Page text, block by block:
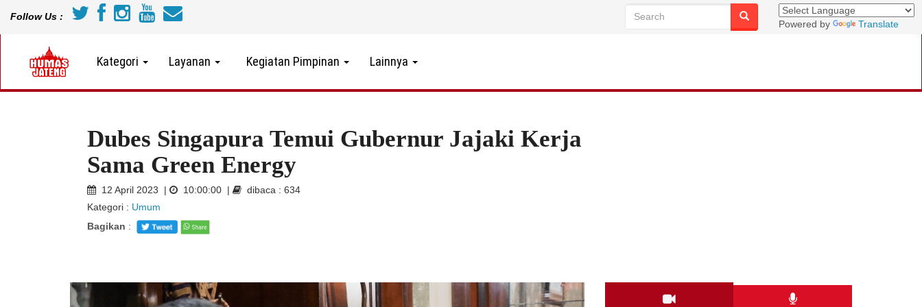
Follow Us :
Powered by Translate
Kategori Layanan Kegiatan Pimpinan Lainnya
Dubes Singapura Temui Gubernur Jajaki Kerja
Sama Green Energy
12 April 2023 | 10:00:00 |
dibaca : 634
Kategori : Umum
Bagikan :